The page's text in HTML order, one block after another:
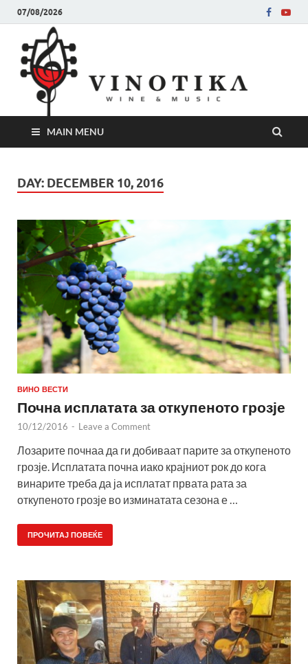
07/08/2026
MAIN MENU
DAY: DECEMBER 10, 2016
ВИНО ВЕСТИ
Почна исплатата за откупеното грозје
10/12/2016 - Leave a Comment
Лозарите почнаа да ги добиваат парите за откупеното
грозје. Исплатата почна иако крајниот рок до кога
винарите треба да ја исплатат првата рата за
откупеното грозје во изминатата сезона е …
ПРОЧИТАЈ ПОВЕЌЕ